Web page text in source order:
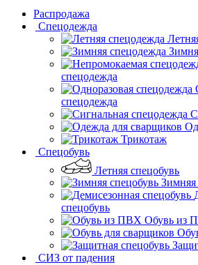
Распродажа
Спецодежда
спецодежда
спецодежда
Трикотаж
Спецобувь
Летняя спецобувь
Зимняя
спецобувь
Обувь из
СИЗ от падения